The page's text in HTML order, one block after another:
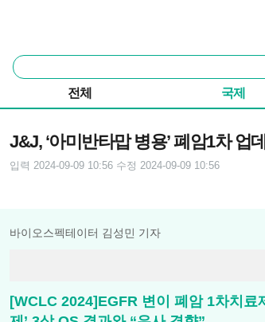
통
합
색
전체 국제
J&J, ‘아미반타맙 병용’ 폐암1차 업
입력 2024-09-09 10:56 수정 2024-09-09 10:56
바이오스펙테이터 김성민 기자
[WCLC 2024]EGFR 변이 폐암 1차치료